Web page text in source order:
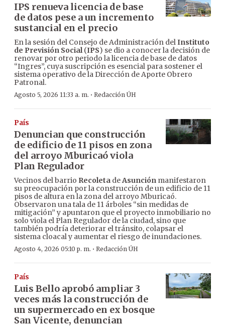
IPS renueva licencia de base
de datos pese a un incremento
sustancial en el precio
En la sesión del Consejo de Administración delInstituto
de Previsión Social(IPS) se dio a conocer la decisión de
renovar por otro periodo la licencia de base de datos
“Ingres”, cuya suscripción es esencial para sostener el
sistema operativo de la Dirección de Aporte Obrero
Patronal.
Agosto 5, 2026 11:33 a. m. · Redacción ÚH
País
Denuncian que construcción
de edificio de 11 pisos en zona
del arroyo Mburicaó viola
Plan Regulador
Vecinos del barrio Recoleta deAsunción manifestaron
su preocupación por la construcción de un edificio de 11
pisos de altura en la zona del arroyo Mburicaó.
Observaron una tala de 11 árboles “sin medidas de
mitigación” y apuntaron que el proyecto inmobiliario no
solo viola el Plan Regulador de la ciudad, sino que
también podría deteriorar el tránsito, colapsar el
sistema cloacal y aumentar el riesgo de inundaciones.
Agosto 4, 2026 05:10 p. m. · Redacción ÚH
País
Luis Bello aprobó ampliar 3
veces más la construcción de
un supermercado en ex bosque
San Vicente, denuncian